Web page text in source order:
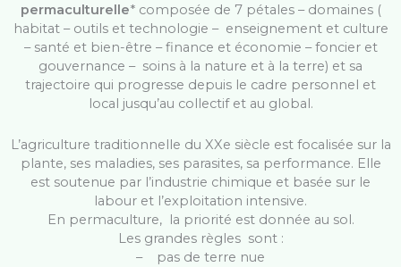
permaculturelle* composée de 7 pétales – domaines (
habitat – outils et technologie – enseignement et culture
– santé et bien-être – finance et économie – foncier et
gouvernance – soins à la nature et à la terre) et sa
trajectoire qui progresse depuis le cadre personnel et
local jusqu’au collectif et au global.
L’agriculture traditionnelle du XXe siècle est focalisée sur la
plante, ses maladies, ses parasites, sa performance. Elle
est soutenue par l’industrie chimique et basée sur le
labour et l’exploitation intensive.
En permaculture, la priorité est donnée au sol.
Les grandes règles sont :
– pas de terre nue